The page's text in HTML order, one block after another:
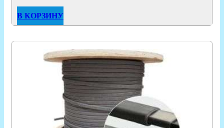
В КОРЗИНУ